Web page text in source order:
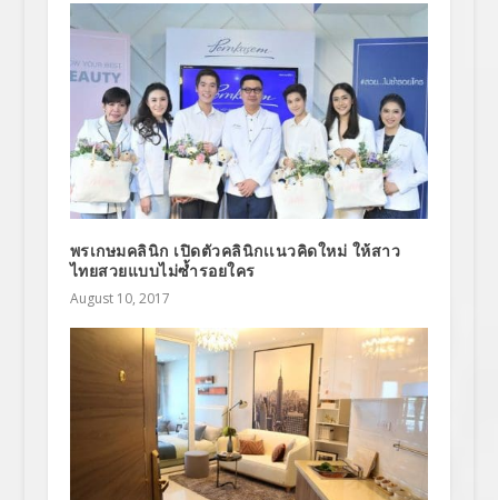
พรเกษมคลินิก เปิดตัวคลินิกเเนวคิดใหม่ ให้สาว
ไทยสวยแบบไม่ซ้ำรอยใคร
August 10, 2017